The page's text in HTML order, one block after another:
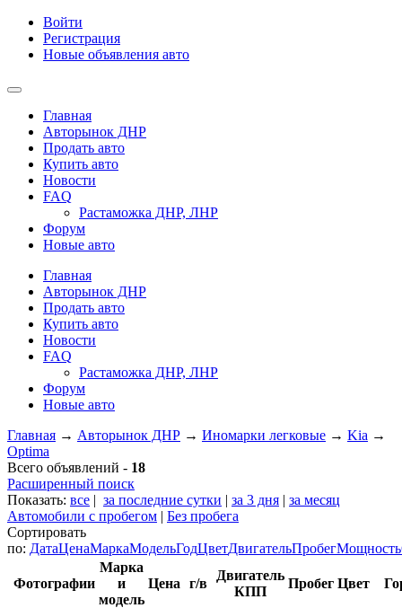
Войти
Регистрация
Новые объявления авто
Главная
Авторынок ДНР
Продать авто
Купить авто
Новости
FAQ
Растаможка ДНР, ЛНР
Форум
Новые авто
Главная
Авторынок ДНР
Продать авто
Купить авто
Новости
FAQ
Растаможка ДНР, ЛНР
Форум
Новые авто
Главная → Авторынок ДНР → Иномарки легковые → Kia →
Optima
Всего объявлений - 18
Расширенный поиск
Показать: все | за последние сутки | за 3 дня | за месяц
Автомобили с пробегом | Без пробега
Сортировать
по: ДатаЦенаМаркаМодельГодЦветДвигательПробегМощность
Фотографии
Марка
и
модель
Цена г/в
Двигатель
КПП
Пробег Цвет